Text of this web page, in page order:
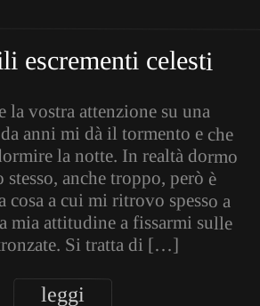
escrementi celesti
la vostra attenzione su una
anni mi dà il tormento e che
la notte. In realtà dormo
anche troppo, però è
cosa a cui mi ritrovo spesso a
mia attitudine a fissarmi sulle
Si tratta di […]
leggi